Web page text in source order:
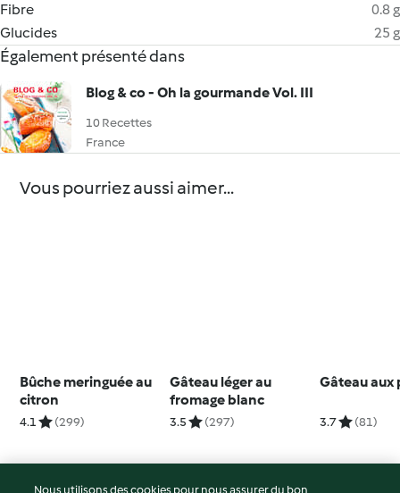
Fibre
0.8 g
Glucides
25 g
Également présenté dans
Blog & co - Oh la gourmande Vol. III
10 Recettes
France
Vous pourriez aussi aimer...
Bûche meringuée au
citron
4.1 (299)
Gâteau léger au
fromage blanc
3.5 (297)
Gâteau aux
3.7 (81)
Nous utilisons des cookies pour nous assurer du bon